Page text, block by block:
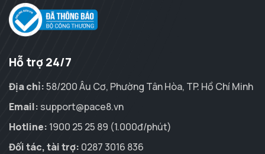
Hỗ trợ 24/7
Địa chỉ:58/200 Âu Cơ, Phường Tân Hòa, TP. Hồ Chí Minh
Email: support@pace8.vn
Hotline: 1900 25 25 89 (1.000đ/phút)
Đối tác, tài trợ: 0287 3016 836